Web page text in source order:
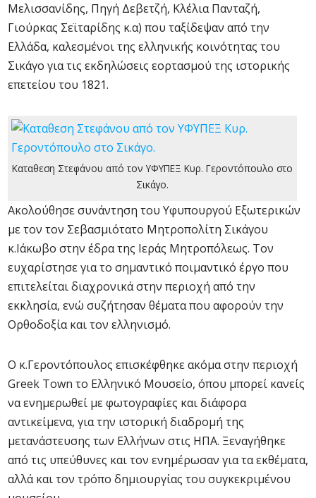
Μελισσανίδης, Πηγή Δεβετζή, Κλέλια Πανταζή,
Γιούρκας Σεϊταρίδης κ.α) που ταξίδεψαν από την
Ελλάδα, καλεσμένοι της ελληνικής κοινότητας του
Σικάγο για τις εκδηλώσεις εορτασμού της ιστορικής
επετείου του 1821.
Καταθεση Στεφάνου από τον ΥΦΥΠΕΞ Κυρ. Γεροντόπουλο στο
Σικάγο.
Ακολούθησε συνάντηση του Υφυπουργού Εξωτερικών
με τον τον Σεβασμιότατο Μητροπολίτη Σικάγου
κ.Ιάκωβο στην έδρα της Ιεράς Μητροπόλεως. Τον
ευχαρίστησε για το σημαντικό ποιμαντικό έργο που
επιτελείται διαχρονικά στην περιοχή από την
εκκλησία, ενώ συζήτησαν θέματα που αφορούν την
Ορθοδοξία και τον ελληνισμό.
Ο κ.Γεροντόπουλος επισκέφθηκε ακόμα στην περιοχή
Greek Town το Ελληνικό Μουσείο, όπου μπορεί κανείς
να ενημερωθεί με φωτογραφίες και διάφορα
αντικείμενα, για την ιστορική διαδρομή της
μετανάστευσης των Ελλήνων στις ΗΠΑ. Ξεναγήθηκε
από τις υπεύθυνες και τον ενημέρωσαν για τα εκθέματα,
αλλά και τον τρόπο δημιουργίας του συγκεκριμένου